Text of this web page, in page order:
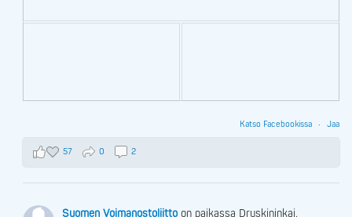
Katso Facebookissa · Jaa
57 0 2
Suomen Voimanostoliitto on paikassa Druskininkai.